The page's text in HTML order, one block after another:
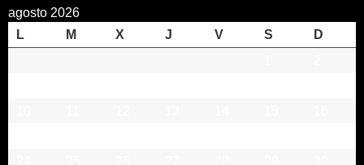
agosto 2026
L
M X J V S
D